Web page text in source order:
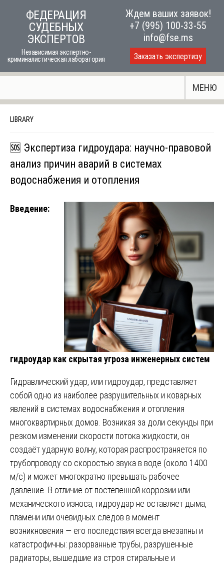
ФЕДЕРАЦИЯ
СУДЕБНЫХ
ЭКСПЕРТОВ
Независимая экспертно-
криминалистическая лаборатория
Ждем ваших заявок!
+7 (995) 100-33-55
info@fse.ms
Заказать экспертизу
МЕНЮ
LIBRARY
🆘 Экспертиза гидроудара: научно-правовой
анализ причин аварий в системах
водоснабжения и отопления
Введение:
гидроудар как скрытая угроза инженерных систем
Гидравлический удар, или гидроудар, представляет
собой одно из наиболее разрушительных и коварных
явлений в системах водоснабжения и отопления
многоквартирных домов. Возникая за доли секунды при
резком изменении скорости потока жидкости, он
создаёт ударную волну, которая распространяется по
трубопроводу со скоростью звука в воде (около 1400
м/с) и может многократно превышать рабочее
давление. В отличие от постепенной коррозии или
механического износа, гидроудар не оставляет дыма,
пламени или очевидных следов в момент
возникновения — его последствия всегда внезапны и
катастрофичны: разорванные трубы, разрушенные
радиаторы, вышедшие из строя стиральные и